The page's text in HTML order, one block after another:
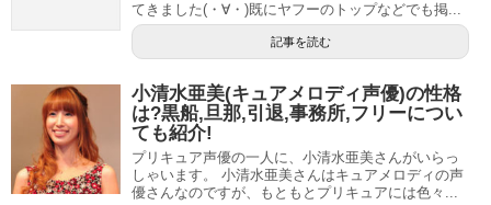
声優活動
活動期間 2013年 –
ジャンル アニメ、ゲーム、吹き替え、ナレーション
デビュー作 神さまのいない日曜日（悪疫（ポックス））
てきました(・∀・)既にヤフーのトップなどでも掲...
記事を読む
小清水亜美(キュアメロディ声優)の性格
は?黒船,旦那,引退,事務所,フリーについ
ても紹介!
プリキュア声優の一人に、小清水亜美さんがいらっ
しゃいます。 小清水亜美さんはキュアメロディの声
優さんなのですが、もともとプリキュアには色々...